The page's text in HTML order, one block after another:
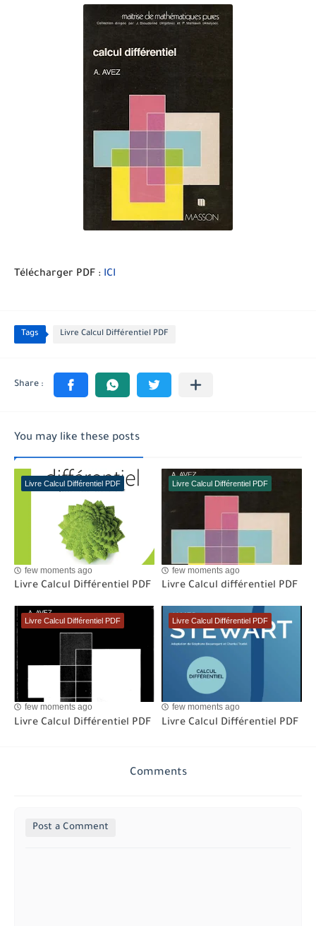
Télécharger PDF : ICI
Tags Livre Calcul Différentiel PDF
You may like these posts
Livre Calcul Différentiel PDF
few moments ago
Livre Calcul Différentiel PDF
Livre Calcul Différentiel PDF
few moments ago
Livre Calcul différentiel PDF
Livre Calcul Différentiel PDF
few moments ago
Livre Calcul Différentiel PDF
Livre Calcul Différentiel PDF
few moments ago
Livre Calcul Différentiel PDF
Comments
Post a Comment